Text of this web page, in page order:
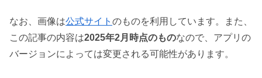
なお、画像は公式サイト のものを利用しています。また、
この記事の内容は2025年2月時点のものなので、アプリの
バージョンによっては変更される可能性があります。